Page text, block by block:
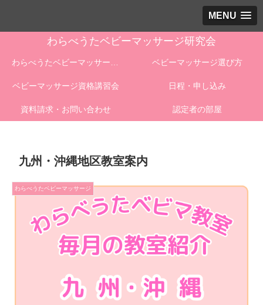
MENU
わらべうたベビーマッサージ研究会
ベビーマッサージ選び方
ベビーマッサージ資格講習会 日程・申し込み
資料請求・お問い合わせ 認定者の部屋
九州・沖縄地区教室案内
わらべうたベビーマッサージ